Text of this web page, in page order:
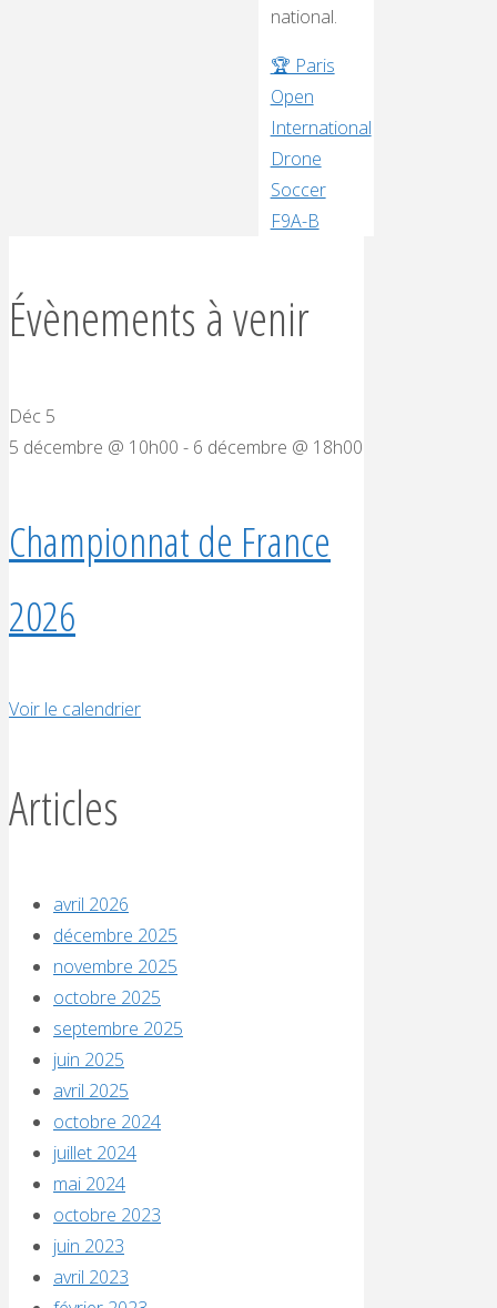
national.
🏆 Paris
Open
International
Drone
Soccer
F9A-B
Évènements à venir
Déc 5
5 décembre @ 10h00 - 6 décembre @ 18h00
Championnat de France
2026
Voir le calendrier
Articles
avril 2026
décembre 2025
novembre 2025
octobre 2025
septembre 2025
juin 2025
avril 2025
octobre 2024
juillet 2024
mai 2024
octobre 2023
juin 2023
avril 2023